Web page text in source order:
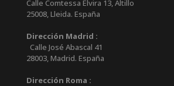
Calle Comtessa Elvira 13, Altillo
25008, Lleida. España
Dirección Madrid :
Calle José Abascal 41
28003, Madrid. España
Dirección Roma :